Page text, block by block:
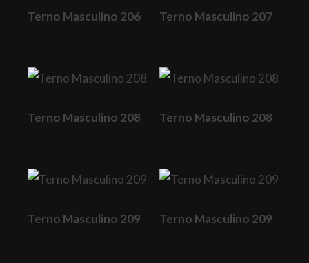
Terno Masculino 206 Terno Masculino 207
Terno Masculino 208 Terno Masculino 208
Terno Masculino 209 Terno Masculino 209